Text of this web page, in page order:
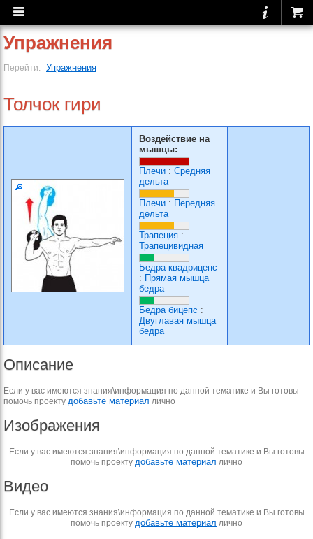
Упражнения
Перейти: Упражнения
Толчок гири
Воздействие на
мышцы:
Плечи : Средняя
дельта
Плечи : Передняя
дельта
Трапеция :
Трапецивидная
Бедра квадрицепс
: Прямая мышца
бедра
Бедра бицепс :
Двуглавая мышца
бедра
Описание
Если у вас имеются знания\информация по данной тематике и Вы готовы
помочь проекту добавьте материал лично
Изображения
Если у вас имеются знания\информация по данной тематике и Вы готовы
помочь проекту добавьте материал лично
Видео
Если у вас имеются знания\информация по данной тематике и Вы готовы
помочь проекту добавьте материал лично